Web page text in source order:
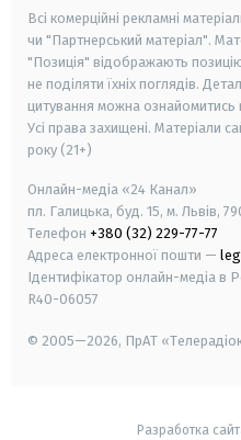
Всі комерційні рекламні
чи "Партнерський матеріал".
"Позиція" відображають
не поділяти їхніх поглядів.
цитування можна ознайомитись
Усі права захищені. Матеріали
року (21+)
Онлайн-медіа «24 Канал»
пл. Галицька, буд. 15, м. Львів,
Телефон +380 (32) 229-77-77
Адреса електронної пошти —
Ідентифікатор онлайн-медіа в
R40-06057
© 2005—2026, ПрАТ
Разработка